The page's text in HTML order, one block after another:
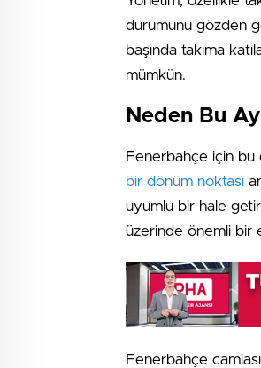
durumunu gözden
başında takıma
mümkün.
Neden Bu
Fenerbahçe için bu
bir dönüm noktası
uyumlu bir hale
üzerinde önemli bir
Fenerbahçe